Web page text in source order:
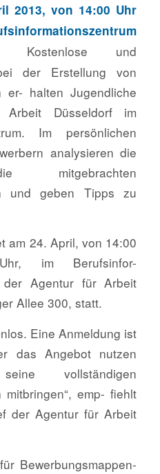
2013, von 14:00 Uhr
Kostenlose und
der Erstellung von
er- halten Jugendliche
Düsseldorf im
Im persönlichen
analysieren die
mitgebrachten
und geben Tipps zu
am 24. April, von 14:00
im Berufsinfor-
der Agentur für Arbeit
Allee 300, statt.
Eine Anmeldung ist
das Angebot nutzen
vollständigen
mitbringen“, emp- fiehlt
der Agentur für Arbeit
Bewerbungsmappen-